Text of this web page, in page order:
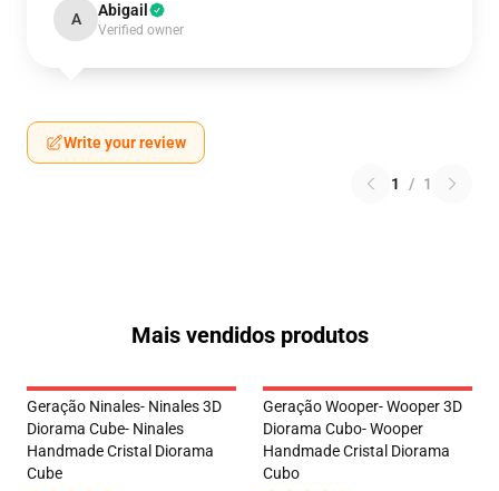
A Abigail
Verified owner
Write your review
1 / 1
Mais vendidos produtos
Geração Ninales- Ninales 3D
Diorama Cube- Ninales
Handmade Cristal Diorama
Cube
Geração Wooper- Wooper 3D
Diorama Cubo- Wooper
Handmade Cristal Diorama
Cubo